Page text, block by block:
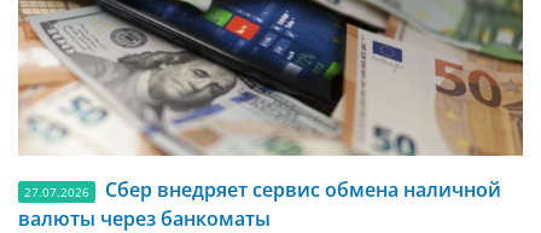
27.07.2026
Сбер внедряет сервис обмена наличной
валюты через банкоматы